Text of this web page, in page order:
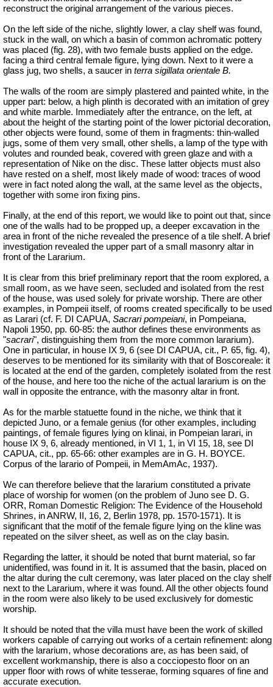
reconstruct the original arrangement of the various pieces.
On the left side of the niche, slightly lower, a clay shelf was found,
stuck in the wall, on which a basin of common achromatic pottery
was placed (fig. 28), with two female busts applied on the edge.
facing a third central female figure, lying down. Next to it were a
glass jug, two shells, a saucer in terra sigillata orientale B.
The walls of the room are simply plastered and painted white, in the
upper part: below, a high plinth is decorated with an imitation of grey
and white marble. Immediately after the entrance, on the left, at
about the height of the starting point of the lower pictorial decoration,
other objects were found, some of them in fragments: thin-walled
jugs, some of them very small, other shells, a lamp of the type with
volutes and rounded beak, covered with green glaze and with a
representation of Nike on the disc. These latter objects must also
have rested on a shelf, most likely made of wood: traces of wood
were in fact noted along the wall, at the same level as the objects,
together with some iron fixing pins.
Finally, at the end of this report, we would like to point out that, since
one of the walls had to be propped up, a deeper excavation in the
area in front of the niche revealed the presence of a tile shelf. A brief
investigation revealed the upper part of a small masonry altar in
front of the Lararium.
It is clear from this brief preliminary report that the room explored, a
small room, as we have seen, secluded and isolated from the rest
of the house, was used solely for private worship. There are other
examples, in Pompeii itself, of rooms created specifically to be used
as Larari (cf. F. DI CAPUA, Sacrari pompeiani, in Pompeiana,
Napoli 1950, pp. 60-85: the author defines these environments as
"sacrari", distinguishing them from the more common lararium).
One in particular, in house IX 9, 6 (see DI CAPUA, cit., P. 65, fig. 4),
deserves to be mentioned for its similarity with that of Boscoreale: it
is located at the end of the garden, completely isolated from the rest
of the house, and here too the niche of the actual lararium is on the
wall in opposite the entrance, with the masonry altar in front.
As for the marble statuette found in the niche, we think that it
depicted Juno, or a female genius (for other examples, including
paintings, of female figures lying on klinai, in Pompeian larari, in
house IX 9, 6, already mentioned, in VI 1, 1, in VI 15, 18, see DI
CAPUA, cit., pp. 65-66: other examples are in G. H. BOYCE.
Corpus of the larario of Pompeii, in MemAmAc, 1937).
We can therefore believe that the lararium constituted a private
place of worship for women (on the problem of Juno see D. G.
ORR, Roman Domestic Religion: The Evidence of the Household
Shrines, in ANRW, II, 16, 2, Berlin 1978, pp. 1570-1571). It is
significant that the motif of the female figure lying on the kline was
repeated on the silver sheet, as well as on the clay basin.
Regarding the latter, it should be noted that burnt material, so far
unidentified, was found in it. It is assumed that the basin, placed on
the altar during the cult ceremony, was later placed on the clay shelf
next to the Lararium, where it was found. All the other objects found
in the room were also likely to be used exclusively for domestic
worship.
It should be noted that the villa must have been the work of skilled
workers capable of carrying out works of a certain refinement: along
with the lararium, whose decorations are, as has been said, of
excellent workmanship, there is also a cocciopesto floor on an
upper floor with rows of white tesserae, forming squares of fine and
accurate execution.